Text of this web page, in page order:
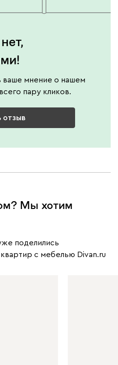
ваше мнение о нашем
пару кликов.
отзыв
Мы хотим
поделились
с мебелью Divan.ru